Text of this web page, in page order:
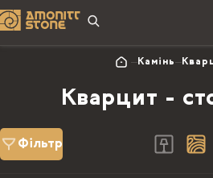
Камінь
Кварцит -
Фільтр